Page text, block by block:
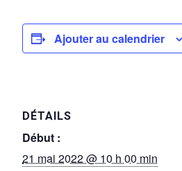
Ajouter au calendrier
DÉTAILS
Début :
21 mai 2022 @ 10 h 00 min